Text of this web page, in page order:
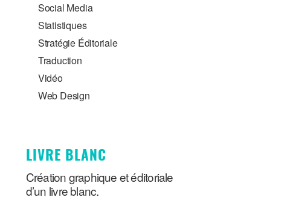
Social Media
Statistiques
Stratégie Éditoriale
Traduction
Vidéo
Web Design
LIVRE BLANC
Création graphique et éditoriale
d’un livre blanc.